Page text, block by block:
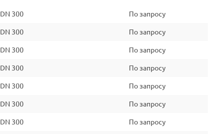
DN 300 По запросу
DN 300 По запросу
DN 300 По запросу
DN 300 По запросу
DN 300 По запросу
DN 300 По запросу
DN 300 По запросу